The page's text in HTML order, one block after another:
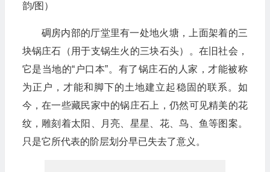
韵/图）
碉房内部的厅堂里有一处地火塘，上面架着的三
块锅庄石（用于支锅生火的三块石头）。在旧社会，
它是当地的“户口本”。有了锅庄石的人家，才能被称
为正户，才能和脚下的土地建立起稳固的联系。如
今，在一些藏民家中的锅庄石上，仍然可见精美的花
纹，雕刻着太阳、月亮、星星、花、鸟、鱼等图案。
只是它所代表的阶层划分早已失去了意义。